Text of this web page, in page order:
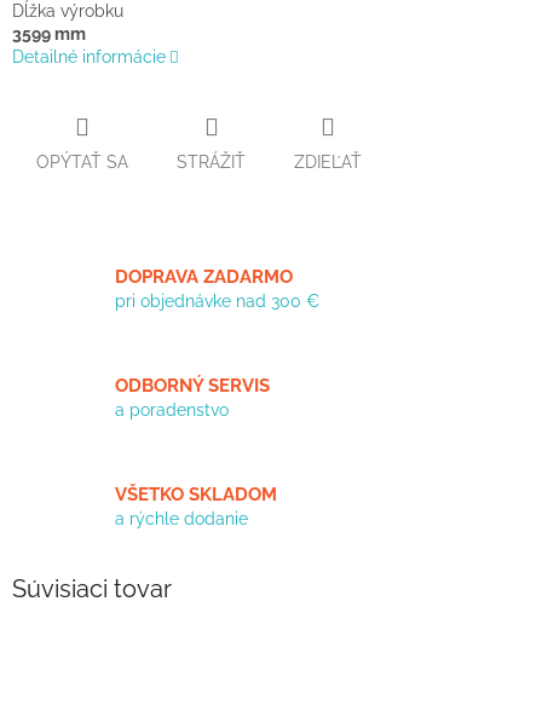
Dĺžka výrobku
3599 mm
Detailné informácie
OPÝTAŤ SA STRÁŽIŤ ZDIEĽAŤ
DOPRAVA ZADARMO
pri objednávke nad 300 €
ODBORNÝ SERVIS
a poradenstvo
VŠETKO SKLADOM
a rýchle dodanie
Súvisiaci tovar